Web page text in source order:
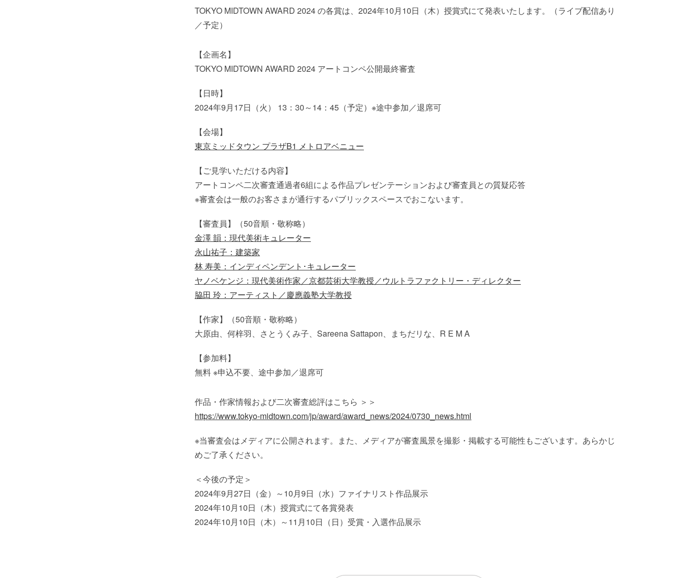
TOKYO MIDTOWN AWARD 2024 の各賞は、2024年10月10日（木）授賞式にて発表いたします。（ライブ配信あり
／予定）
【企画名】
TOKYO MIDTOWN AWARD 2024 アートコンペ公開最終審査
【日時】
2024年9月17日（火） 13：30～14：45（予定）※途中参加／退席可
【会場】
東京ミッドタウン プラザB1 メトロアベニュー
【ご見学いただける内容】
アートコンペ二次審査通過者6組による作品プレゼンテーションおよび審査員との質疑応答
※審査会は一般のお客さまが通行するパブリックスペースでおこないます。
【審査員】（50音順・敬称略）
金澤 韻：現代美術キュレーター
永山祐子：建築家
林 寿美：インディペンデント･キュレーター
ヤノベケンジ：現代美術作家／京都芸術大学教授／ウルトラファクトリー・ディレクター
脇田 玲：アーティスト／慶應義塾大学教授
【作家】（50音順・敬称略）
大原由、何梓羽、さとうくみ子、Sareena Sattapon、まちだリな、R E M A
【参加料】
無料 ※申込不要、途中参加／退席可
作品・作家情報および二次審査総評はこちら ＞＞
https://www.tokyo-midtown.com/jp/award/award_news/2024/0730_news.html
※当審査会はメディアに公開されます。また、メディアが審査風景を撮影・掲載する可能性もございます。あらかじ
めご了承ください。
＜今後の予定＞
2024年9月27日（金）～10月9日（水）ファイナリスト作品展示
2024年10月10日（木）授賞式にて各賞発表
2024年10月10日（木）～11月10日（日）受賞・入選作品展示